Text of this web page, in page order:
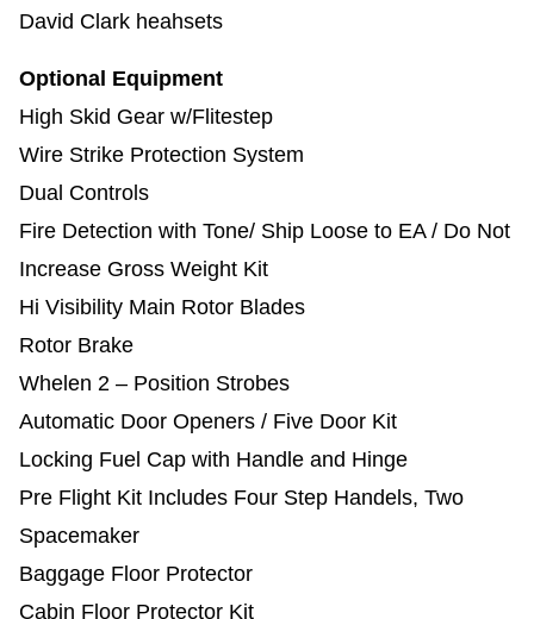
David Clark heahsets
Optional Equipment
High Skid Gear w/Flitestep
Wire Strike Protection System
Dual Controls
Fire Detection with Tone/ Ship Loose to EA / Do Not
Increase Gross Weight Kit
Hi Visibility Main Rotor Blades
Rotor Brake
Whelen 2 – Position Strobes
Automatic Door Openers / Five Door Kit
Locking Fuel Cap with Handle and Hinge
Pre Flight Kit Includes Four Step Handels, Two
Spacemaker
Baggage Floor Protector
Cabin Floor Protector Kit